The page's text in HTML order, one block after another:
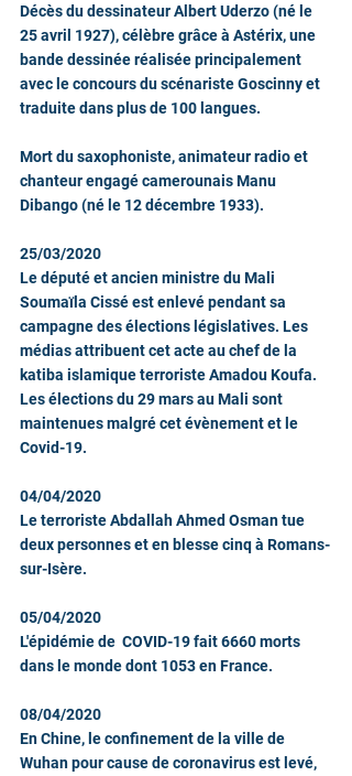
Décès du dessinateur Albert Uderzo (né le
25 avril 1927), célèbre grâce à Astérix, une
bande dessinée réalisée principalement
avec le concours du scénariste Goscinny et
traduite dans plus de 100 langues.
Mort du saxophoniste, animateur radio et
chanteur engagé camerounais Manu
Dibango (né le 12 décembre 1933).
25/03/2020
Le député et ancien ministre du Mali
Soumaïla Cissé est enlevé pendant sa
campagne des élections législatives. Les
médias attribuent cet acte au chef de la
katiba islamique terroriste Amadou Koufa.
Les élections du 29 mars au Mali sont
maintenues malgré cet évènement et le
Covid-19.
04/04/2020
Le terroriste Abdallah Ahmed Osman tue
deux personnes et en blesse cinq à Romans-
sur-Isère.
05/04/2020
L'épidémie de  COVID-19 fait 6660 morts
dans le monde dont 1053 en France.
08/04/2020
En Chine, le confinement de la ville de
Wuhan pour cause de coronavirus est levé,